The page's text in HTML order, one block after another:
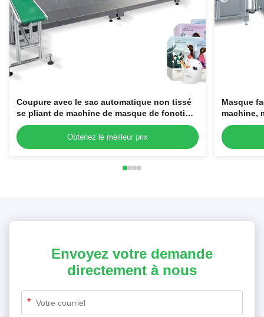
Coupure avec le sac automatique non tissé
se pliant de machine de masque de fonction
formant la machine faciale de masque
Obtenez le meilleur prix
Masque
machine,
machine
Envoyez votre demande
directement à nous
*